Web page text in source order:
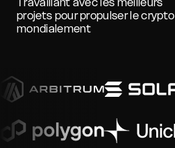
projets pour propulser le crypto
mondialement